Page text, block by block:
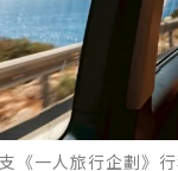
《一人旅行企劃》